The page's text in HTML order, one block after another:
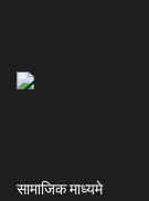
सामाजिक माध्यमे